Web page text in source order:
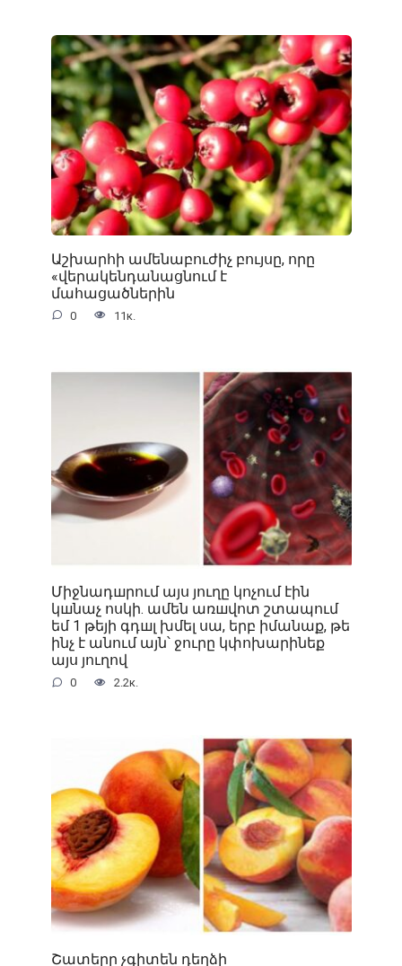
Աշխարհի ամենաբուժիչ բույսը, որը
«վերակենդանացնում է
մահացածներին
0 11к.
Միջնադшրում այս յուղը կոչում էին
կшնաչ ոսկի. ամեն առшվոտ շտապում
եմ 1 թեյի գդшլ խմել սա, երբ իմանաք, թե
ինչ է անում այն՝ ջուրը կփոխարինեք
այս յուղով
0 2.2к.
Շատերը չգիտեն դեղձի